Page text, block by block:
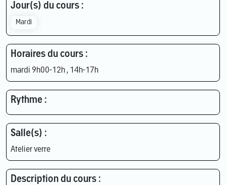
Jour(s) du cours :
Mardi
Horaires du cours :
mardi 9h00-12h , 14h-17h
Rythme :
Salle(s) :
Atelier verre
Description du cours :